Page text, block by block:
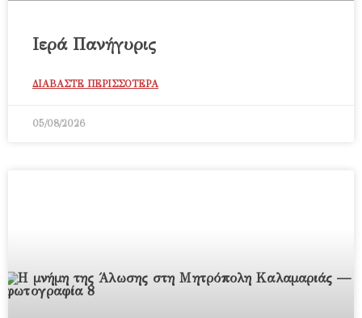
Ιερά Πανήγυρις
ΔΙΑΒΑΣΤΕ ΠΕΡΙΣΣΟΤΕΡΑ
05/08/2026